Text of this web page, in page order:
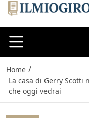
Home /
La casa di Gerry Scotti
che oggi vedrai